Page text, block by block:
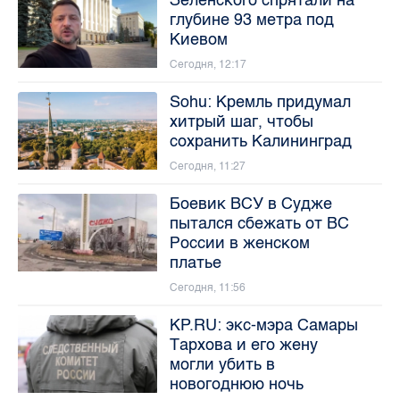
глубине 93 метра под
Киевом
Сегодня, 12:17
Sohu: Кремль придумал
хитрый шаг, чтобы
сохранить Калининград
Сегодня, 11:27
Боевик ВСУ в Судже
пытался сбежать от ВС
России в женском
платье
Сегодня, 11:56
KP.RU: экс-мэра Самары
Тархова и его жену
могли убить в
новогоднюю ночь